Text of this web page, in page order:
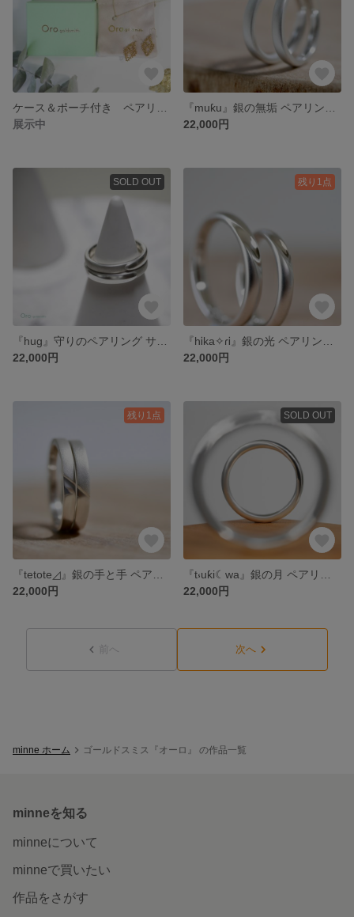
展示中
22,000円
SOLD OUT
22,000円
残り1点
22,000円
残り1点
22,000円
SOLD OUT
22,000円
前へ 次へ
minne ホーム ゴールドスミス『オーロ』 の作品一覧
minneを知る
minneについて
minneで買いたい
作品をさがす